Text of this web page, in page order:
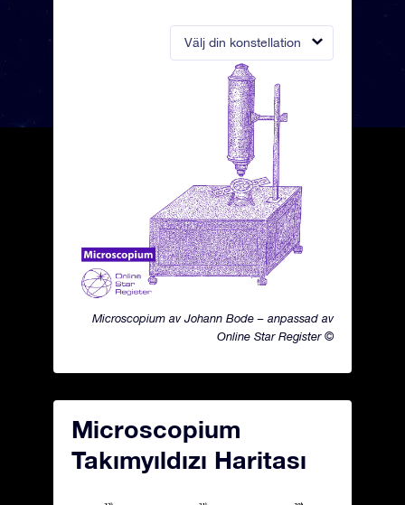
Välj din konstellation
Microscopium av Johann Bode – anpassad av
Online Star Register ©
Microscopium
Takımyıldızı Haritası